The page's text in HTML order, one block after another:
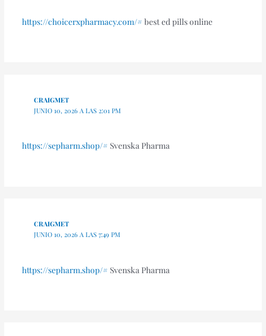
https://choicerxpharmacy.com/# best ed pills online
CRAIGMET
JUNIO 10, 2026 A LAS 2:01 PM
https://sepharm.shop/# Svenska Pharma
CRAIGMET
JUNIO 10, 2026 A LAS 7:49 PM
https://sepharm.shop/# Svenska Pharma